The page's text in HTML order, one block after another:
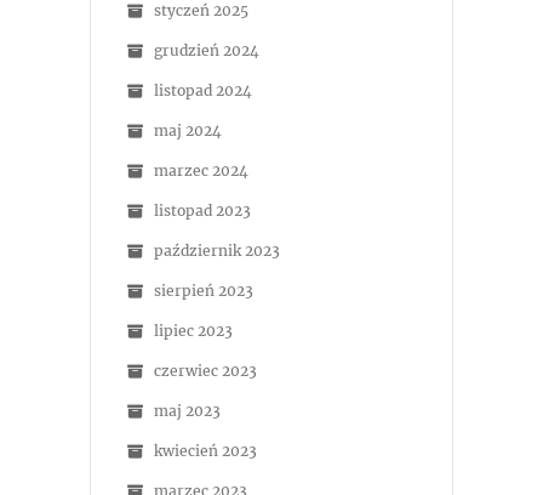
styczeń 2025
grudzień 2024
listopad 2024
maj 2024
marzec 2024
listopad 2023
październik 2023
sierpień 2023
lipiec 2023
czerwiec 2023
maj 2023
kwiecień 2023
marzec 2023